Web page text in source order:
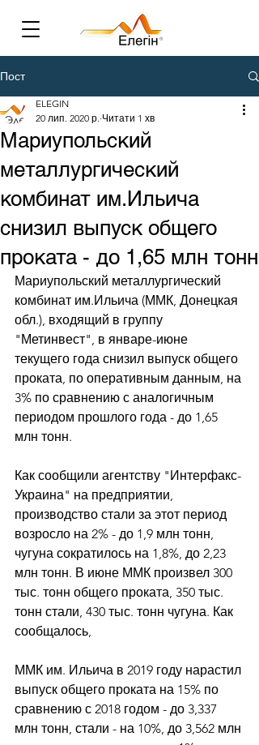
Пост
Мариупольский
металлургический
комбинат им.Ильича
снизил выпуск общего
проката - до 1,65 млн тонн
ELEGIN
20 лип. 2020 р. Читати 1 хв
Мариупольский металлургический
комбинат им.Ильича (ММК, Донецкая
обл.), входящий в группу
"Метинвест", в январе-июне
текущего года снизил выпуск общего
проката, по оперативным данным, на
3% по сравнению с аналогичным
периодом прошлого года - до 1,65
млн тонн.
Как сообщили агентству "Интерфакс-
Украина" на предприятии,
производство стали за этот период
возросло на 2% - до 1,9 млн тонн,
чугуна сократилось на 1,8%, до 2,23
млн тонн. В июне ММК произвел 300
тыс. тонн общего проката, 350 тыс.
тонн стали, 430 тыс. тонн чугуна. Как
сообщалось,
ММК им. Ильича в 2019 году нарастил
выпуск общего проката на 15% по
сравнению с 2018 годом - до 3,337
млн тонн, стали - на 10%, до 3,562 млн